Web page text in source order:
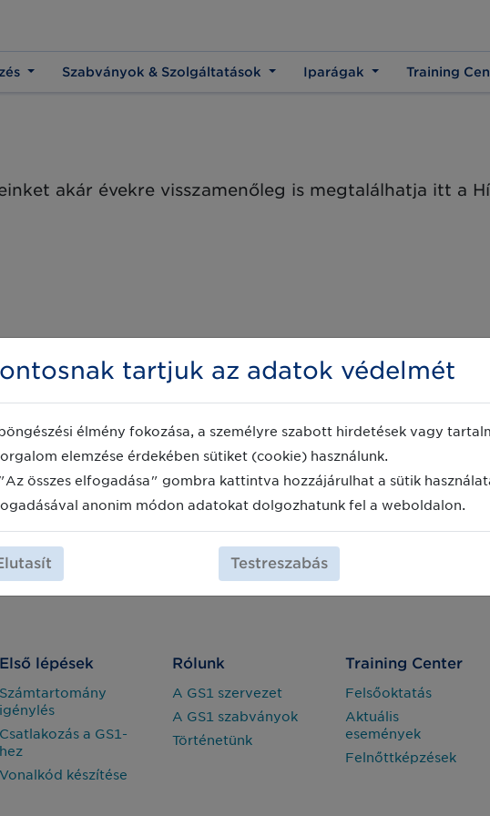
Az üzleti
Szabványok & Szolgáltatások Iparágak Training
akár évekre visszamenőleg is megtalálhatja itt a
Első lépések
Számtartomány
igénylés
Csatlakozás a GS1-
hez
Vonalkód készítése
Rólunk
A GS1 szervezet
A GS1 szabványok
Történetünk
Training Center
Felsőoktatás
Aktuális
események
Felnőttképzések
tartjuk az adatok védelmét
élmény fokozása, a személyre szabott hirdetések vagy
elemzése érdekében sütiket (cookie) használunk.
összes elfogadása" gombra kattintva hozzájárulhat a sütik
anonim módon adatokat dolgozhatunk fel a weboldalon.
Testreszabás